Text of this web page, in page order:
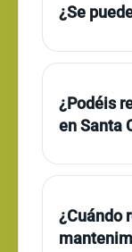
¿Se
¿Podéis
en Santa
¿Cuándo